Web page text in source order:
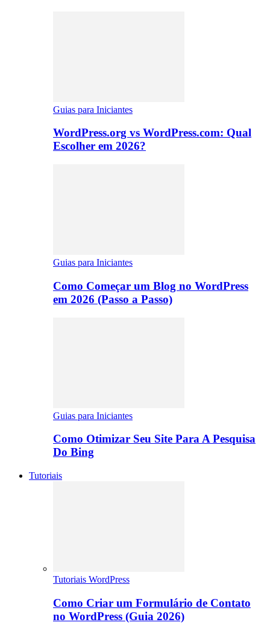
Guias para Iniciantes
WordPress.org vs WordPress.com: Qual
Escolher em 2026?
Guias para Iniciantes
Como Começar um Blog no WordPress
em 2026 (Passo a Passo)
Guias para Iniciantes
Como Otimizar Seu Site Para A Pesquisa
Do Bing
Tutoriais
Tutoriais WordPress
Como Criar um Formulário de Contato
no WordPress (Guia 2026)